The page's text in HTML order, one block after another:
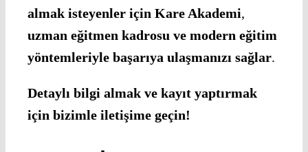
almak isteyenler için Kare Akademi,
uzman eğitmen kadrosu ve modern eğitim
yöntemleriyle başarıya ulaşmanızı sağlar.
Detaylı bilgi almak ve kayıt yaptırmak
için bizimle iletişime geçin!